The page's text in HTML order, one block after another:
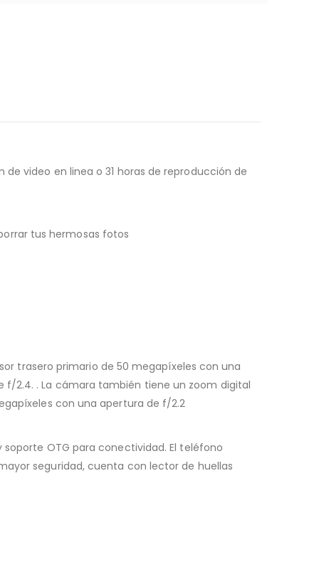
video en linea o 31 horas de reproducción de
tus hermosas fotos
trasero primario de 50 megapíxeles con una
2.4. . La cámara también tiene un zoom digital
con una apertura de f/2.2
soporte OTG para conectividad. El teléfono
seguridad, cuenta con lector de huellas